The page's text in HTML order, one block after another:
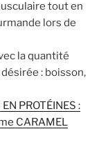
tout en
lors de
la quantité
: boisson,
PROTÉINES :
CARAMEL